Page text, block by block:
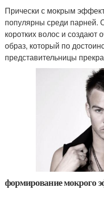
Прически с мокрым
популярны среди парней.
коротких волос и
образ, который по
представительницы
формирование мокрого